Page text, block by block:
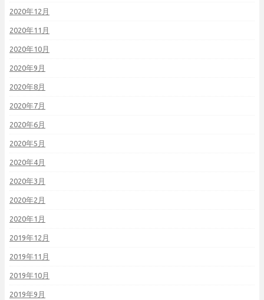
2020年12月
2020年11月
2020年10月
2020年9月
2020年8月
2020年7月
2020年6月
2020年5月
2020年4月
2020年3月
2020年2月
2020年1月
2019年12月
2019年11月
2019年10月
2019年9月